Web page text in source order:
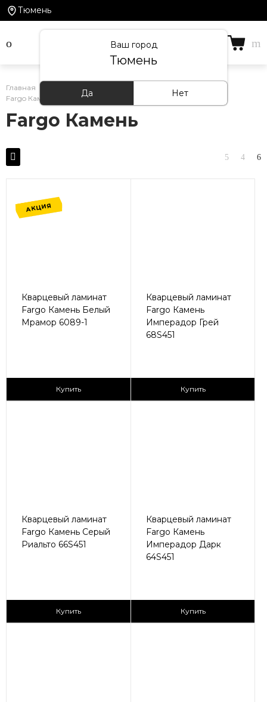
Тюмень
Ваш город
Тюмень
Да Нет
Главная Каталог товаров Кварцевый ламинат
Fargo Камень
Fargo Камень
АКЦИЯ
Кварцевый ламинат
Fargo Камень Белый
Мрамор 6089-1
2
Купить
Кварцевый ламинат
Fargo Камень
Имперадор Грей
68S451
2
Купить
Кварцевый ламинат
Fargo Камень Серый
Риальто 66S451
2
Купить
Кварцевый ламинат
Fargo Камень
Имперадор Дарк
64S451
2
Купить